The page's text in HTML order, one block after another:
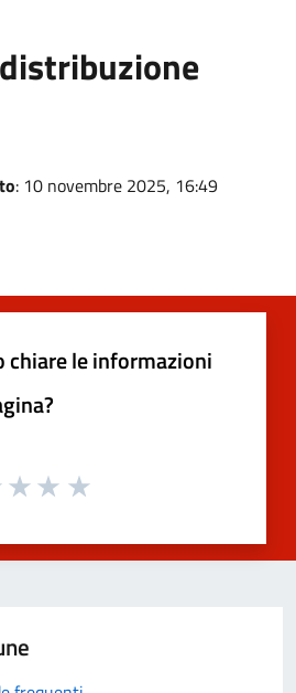
: 10 novembre 2025, 16:49
chiare le informazioni